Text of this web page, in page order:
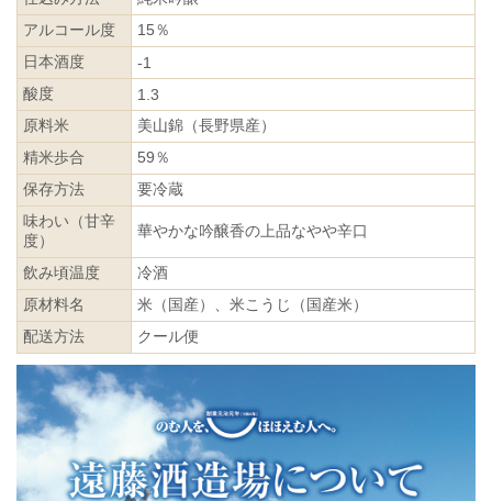
アルコール度
15％
日本酒度
-1
酸度
1.3
原料米
美山錦（長野県産）
精米歩合
59％
保存方法
要冷蔵
味わい（甘辛
度）
華やかな吟醸香の上品なやや辛口
飲み頃温度
冷酒
原材料名
米（国産）、米こうじ（国産米）
配送方法
クール便